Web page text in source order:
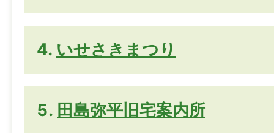
いせさきまつり
田島弥平旧宅案内所